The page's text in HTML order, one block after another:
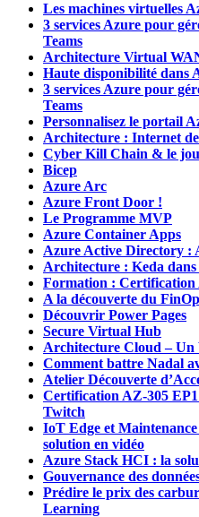
Les machines virtuelles
3 services Azure pour
Teams
Architecture Virtual
Haute disponibilité dans
3 services Azure pour
Teams
Personnalisez le portail
Architecture : Internet
Cyber Kill Chain & le
Bicep
Azure Arc
Azure Front Door !
Le Programme MVP
Azure Container Apps
Azure Active Directory :
Architecture : Keda
Formation : Certification
A la découverte du
Découvrir Power Pages
Secure Virtual Hub
Architecture Cloud – Un
Comment battre Nadal
Atelier Découverte
Certification AZ-305 EP1
Twitch
IoT Edge et
solution en vidéo
Azure Stack HCI : la
Gouvernance des
Prédire le prix des
Learning